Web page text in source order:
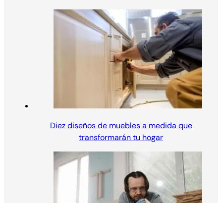
Diez diseños de muebles a medida que
transformarán tu hogar